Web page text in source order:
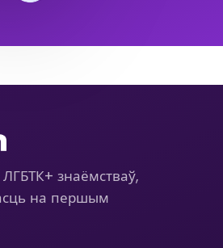
знаёмстваў,
на першым